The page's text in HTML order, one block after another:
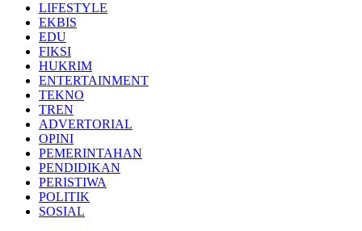
LIFESTYLE
EKBIS
EDU
FIKSI
HUKRIM
ENTERTAINMENT
TEKNO
TREN
ADVERTORIAL
OPINI
PEMERINTAHAN
PENDIDIKAN
PERISTIWA
POLITIK
SOSIAL